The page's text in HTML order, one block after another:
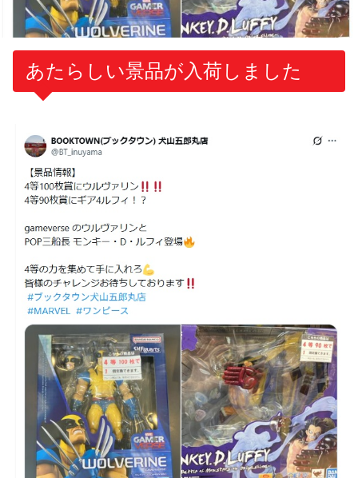
あたらしい景品が入荷しました